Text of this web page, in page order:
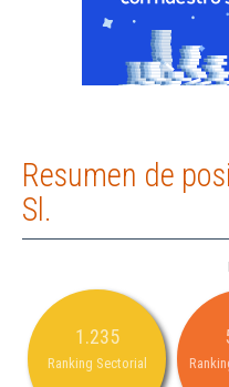
Resumen de
Sl.
1.235
Ranking Sectorial